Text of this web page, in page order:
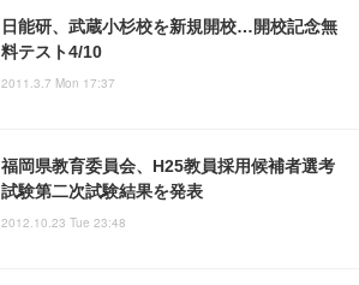
日能研、武蔵小杉校を新規開校…開校記念無
料テスト4/10
2011.3.7 Mon 17:37
福岡県教育委員会、H25教員採用候補者選考
試験第二次試験結果を発表
2012.10.23 Tue 23:48